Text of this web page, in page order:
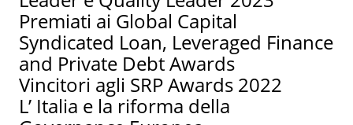
Premiati ai Global Capital
Syndicated Loan, Leveraged Finance
and Private Debt Awards
Vincitori agli SRP Awards 2022
L’ Italia e la riforma della